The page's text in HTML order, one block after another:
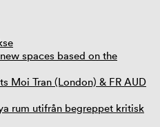
spaces based on the
Moi Tran (London) & FR AUD
rum utifrån begreppet kritisk